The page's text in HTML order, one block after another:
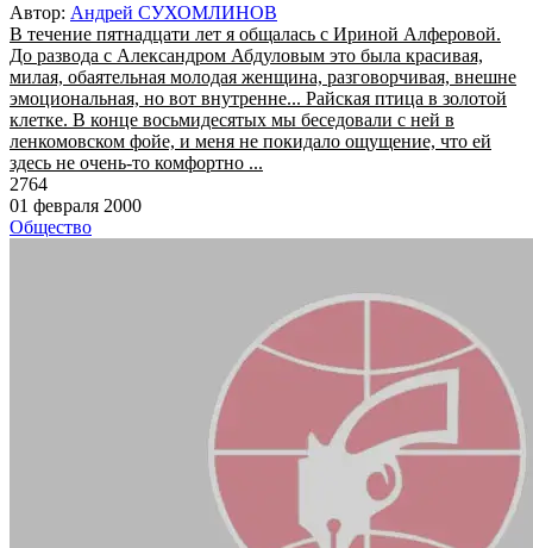
Автор: Андрей СУХОМЛИНОВ
В течение пятнадцати лет я общалась с Ириной Алферовой.
До развода с Александром Абдуловым это была красивая,
милая, обаятельная молодая женщина, разговорчивая, внешне
эмоциональная, но вот внутренне... Райская птица в золотой
клетке. В конце восьмидесятых мы беседовали с ней в
ленкомовском фойе, и меня не покидало ощущение, что ей
здесь не очень-то комфортно ...
2764
01 февраля 2000
Общество